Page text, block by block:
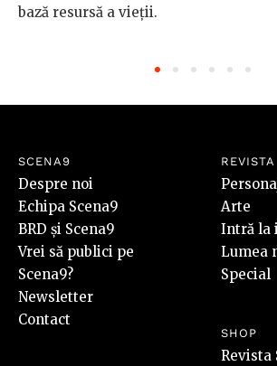
bază resursă a vieții.
SCENA9
Despre noi
Echipa Scena9
BRD și Scena9
Vrei să publici pe
Scena9?
Newsletter
Contact
REVISTA
Arte
Intră la
Lumea
Special
SHOP
Revista